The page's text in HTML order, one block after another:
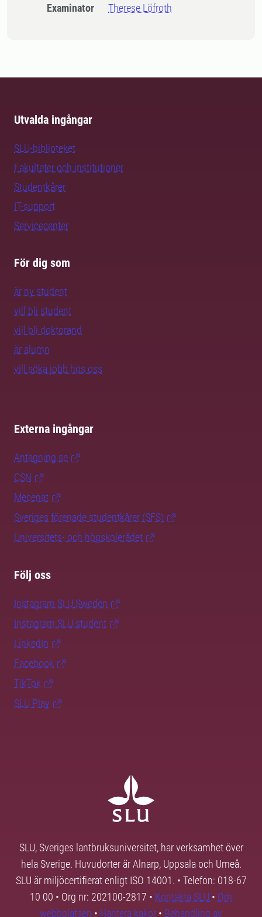
Examinator Therese Löfroth
Utvalda ingångar
SLU-biblioteket
Fakulteter och institutioner
Studentkårer
IT-support
Servicecenter
För dig som
är ny student
vill bli student
vill bli doktorand
är alumn
vill söka jobb hos oss
Externa ingångar
Antagning.se
CSN
Mecenat
Sveriges förenade studentkårer (SFS)
Universitets- och högskolerådet
Följ oss
Instagram SLU.Sweden
Instagram SLU.student
LinkedIn
Facebook
TikTok
SLU Play
SLU, Sveriges lantbruksuniversitet, har verksamhet över
hela Sverige. Huvudorter är Alnarp, Uppsala och Umeå.
SLU är miljöcertifierat enligt ISO 14001. • Telefon: 018-67
10 00 • Org nr: 202100-2817 • Kontakta SLU • Om
webbplatsen • Hantera kakor • Behandling av